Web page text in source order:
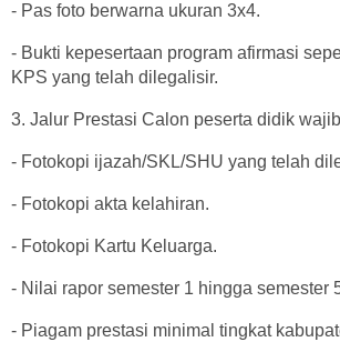
- Pas foto berwarna ukuran 3x4.
- Bukti kepesertaan program afirmasi
KPS yang telah dilegalisir.
3. Jalur Prestasi Calon peserta didik
- Fotokopi ijazah/SKL/SHU yang telah
- Fotokopi akta kelahiran.
- Fotokopi Kartu Keluarga.
- Nilai rapor semester 1 hingga semester
- Piagam prestasi minimal tingkat